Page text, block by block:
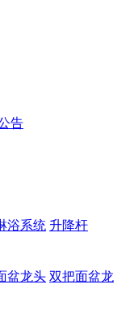
告
浴系统 升降杆
盆龙头 双把面盆龙